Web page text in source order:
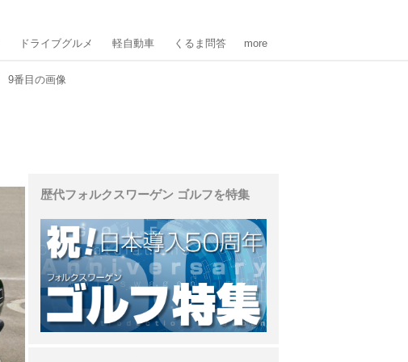
ドライブグルメ 軽自動車 くるま問答 more
9番目の画像
歴代フォルクスワーゲン ゴルフを特集